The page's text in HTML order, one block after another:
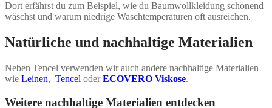
Dort erfährst du zum Beispiel, wie du Baumwollkleidung schonend
wäschst und warum niedrige Waschtemperaturen oft ausreichen.
Natürliche und nachhaltige Materialien
Neben Tencel verwenden wir auch andere nachhaltige Materialien
wie Leinen, Tencel oderECOVERO Viskose.
Weitere nachhaltige Materialien entdecken